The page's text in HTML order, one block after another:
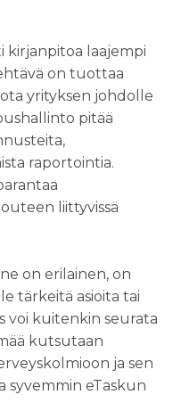
kirjanpitoa laajempi
on tuottaa
yrityksen johdolle
pitää
raportointia.
liittyvissä
on erilainen, on
tärkeitä asioita tai
voi kuitenkin seurata
kutsutaan
ja sen
eTaskun